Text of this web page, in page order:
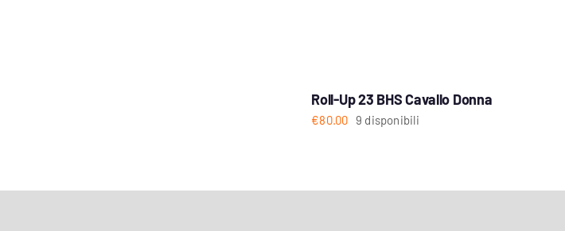
Roll-Up 23 BHS Cavallo Donna
€80.00 9 disponibili